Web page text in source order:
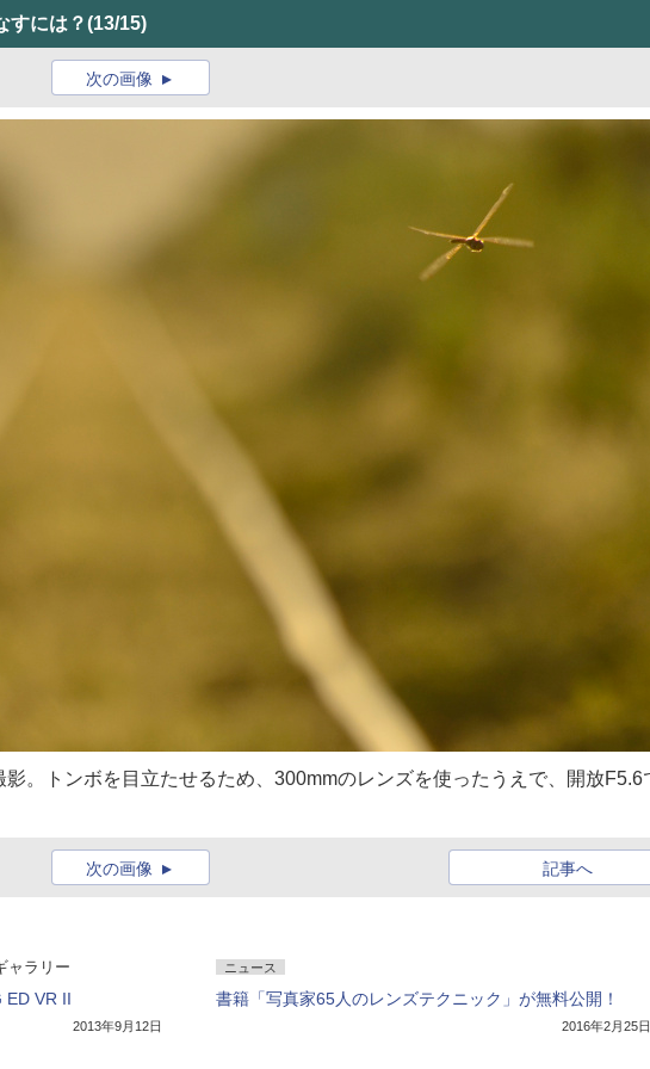
すには？(13/15)
次の画像
。トンボを目立たせるため、300mmのレンズを使ったうえで、開放F5.6
記事へ
次の画像
ャラリー
ED VR II
2013年9月12日
ニュース
書籍「写真家65人のレンズテクニック」が無料公開！
2016年2月25日